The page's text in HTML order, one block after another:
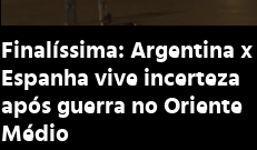
Finalíssima: Argentina x
Espanha vive incerteza
após guerra no Oriente
Médio